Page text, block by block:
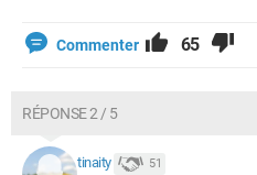
Commenter 65
RÉPONSE 2 / 5
tinaity 51